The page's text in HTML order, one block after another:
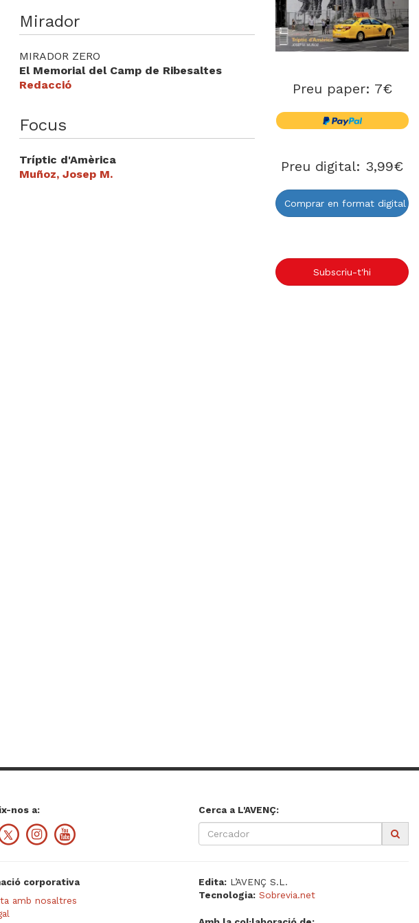
Mirador
MIRADOR ZERO
El Memorial del Camp de Ribesaltes
Redacció
Focus
Tríptic d'Amèrica
Muñoz, Josep M.
Preu paper: 7€
Preu digital: 3,99€
Comprar en format digital
Subscriu-t'hi
nos a: Cerca a L'AVENÇ:
corporativa
amb nosaltres
Edita: L’AVENÇ S.L.
Tecnologia: Sobrevia.net